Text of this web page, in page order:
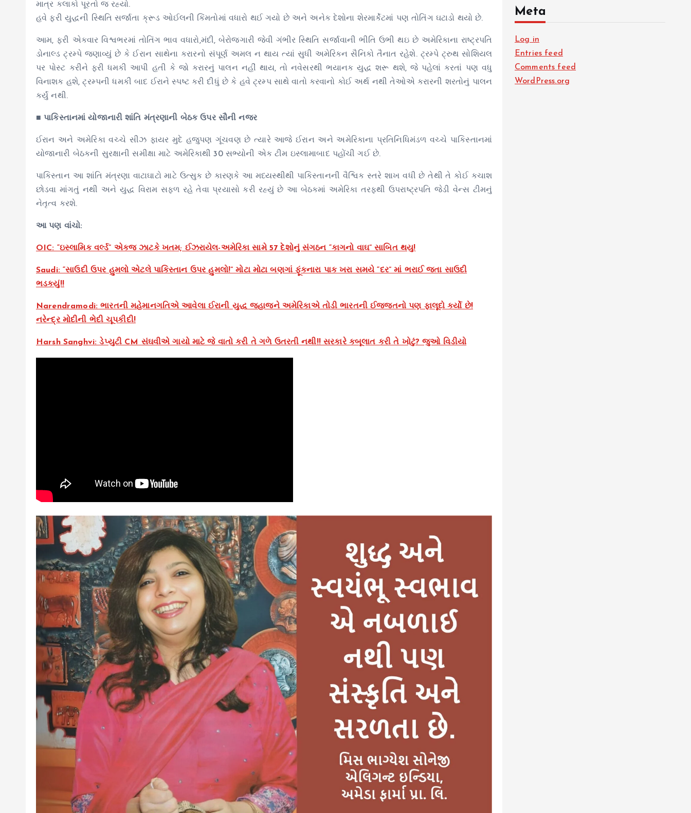
માત્ર કલાકો પૂરતો જ રહ્યો.
હવે ફરી યુદ્ધની સ્થિતિ સર્જાતા ક્રૂડ ઓઈલની કિંમતોમાં વધારો થઈ ગયો છે અને અનેક દેશોના શેરમાર્કેટમાં પણ તોતિંગ ઘટાડો થયો છે.
આમ, ફરી એકવાર વિશ્વભરમાં તોતિંગ ભાવ વધારો,મંદી, બેરોજગારી જેવી ગંભીર સ્થિતિ સર્જાવાની ભીતિ ઉભી થઇ છે અમેરિકાના રાષ્ટ્રપતિ
ડોનાલ્ડ ટ્રમ્પે જણાવ્યું છે કે ઈરાન સાથેના કરારનો સંપૂર્ણ અમલ ન થાય ત્યાં સુધી અમેરિકન સૈનિકો તૈનાત રહેશે. ટ્રમ્પે ટ્રુથ સોશિયલ
પર પોસ્ટ કરીને ફરી ધમકી આપી હતી કે જો કરારનું પાલન નહીં થાય, તો નવેસરથી ભયાનક યુદ્ધ શરૂ થશે, જે પહેલાં કરતાં પણ વધુ
વિનાશક હશે, ટ્રમ્પની ધમકી બાદ ઈરાને સ્પષ્ટ કરી દીધું છે કે હવે ટ્રમ્પ સાથે વાતો કરવાનો કોઈ અર્થ નથી તેઓએ કરારની શરતોનું પાલન
કર્યું નથી.
■પાકિસ્તાનમાં યોજાનારી શાંતિ મંત્રણાની બેઠક ઉપર સૌની નજર
ઈરાન અને અમેરિકા વચ્ચે સીઝ ફાયર મુદે હજુપણ ગૂંચવણ છે ત્યારે આજે ઈરાન અને અમેરિકાના પ્રતિનિધિમંડળ વચ્ચે પાકિસ્તાનમાં
યોજાનારી બેઠકની સુરક્ષાની સમીક્ષા માટે અમેરિકાથી 30 સભ્યોની એક ટીમ ઇસ્લામાબાદ પહોંચી ગઈ છે.
પાકિસ્તાન આ શાંતિ મંત્રણા વાટાઘાટો માટે ઉત્સુક છે કારણકે આ મધ્યસ્થીથી પાકિસ્તાનની વૈશ્વિક સ્તરે શાખ વધી છે તેથી તે કોઈ કચાશ
છોડવા માંગતું નથી અને યુદ્ધ વિરામ સફળ રહે તેવા પ્રયાસો કરી રહ્યું છે આ બેઠકમાં અમેરિકા તરફથી ઉપરાષ્ટ્રપતિ જેડી વેન્સ ટીમનું
નેતૃત્વ કરશે.
આ પણ વાંચો:
OIC: “ઇસ્લામિક વર્લ્ડ” એકજ ઝાટકે ખતમ; ઈઝરાયેલ-અમેરિકા સામે 57 દેશોનું સંગઠન “કાગનો વાઘ” સાબિત થયુ!
Saudi: “સાઉદી ઉપર હુમલો એટલે પાકિસ્તાન ઉપર હુમલો!” મોટા મોટા બણગાં ફૂંકનારા પાક ખરા સમયે “દર” માં ભરાઈ જતા સાઉદી
ભડકયું!!
Narendramodi: ભારતની મહેમાનગતિએ આવેલા ઈરાની યુદ્ધ જહાજને અમેરિકાએ તોડી ભારતની ઈજ્જતનો પણ ફાલૂદો કર્યો છે!
નરેન્દ્ર મોદીની ભેદી ચૂપકીદી!
Harsh Sanghvi: ડેપ્યુટી CM સંઘવીએ ગાયો માટે જે વાતો કરી તે ગળે ઉતરતી નથી!! સરકારે કબૂલાત કરી તે ખોટું? જુઓ વિડીયો
Meta
Log in
Entries feed
Comments feed
WordPress.org